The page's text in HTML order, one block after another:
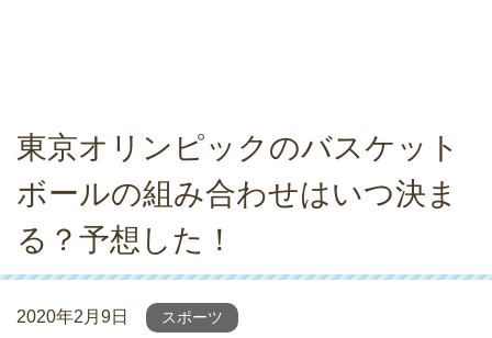
東京オリンピックのバスケット
ボールの組み合わせはいつ決ま
る？予想した！
2020年2月9日 スポーツ